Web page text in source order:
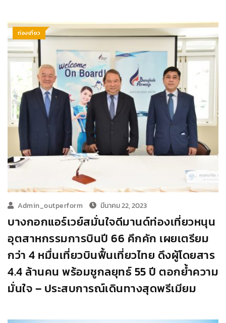
ท่องเที่ยว
Admin_outperform มีนาคม 22, 2023
บางกอกแอร์เวย์สมั่นใจดีมานด์ท่องเที่ยวหนุน
อุตสาหกรรมการบินปี 66 คึกคัก เผยเตรียม
กว่า 4 หมื่นเที่ยวบินฟื้นเที่ยวไทย ดึงผู้โดยสาร
4.4 ล้านคน พร้อมชูกลยุทธ์ 55 ปี ตอกย้ำความ
มั่นใจ – ประสบการณ์เดินทางสุดพรีเมียม